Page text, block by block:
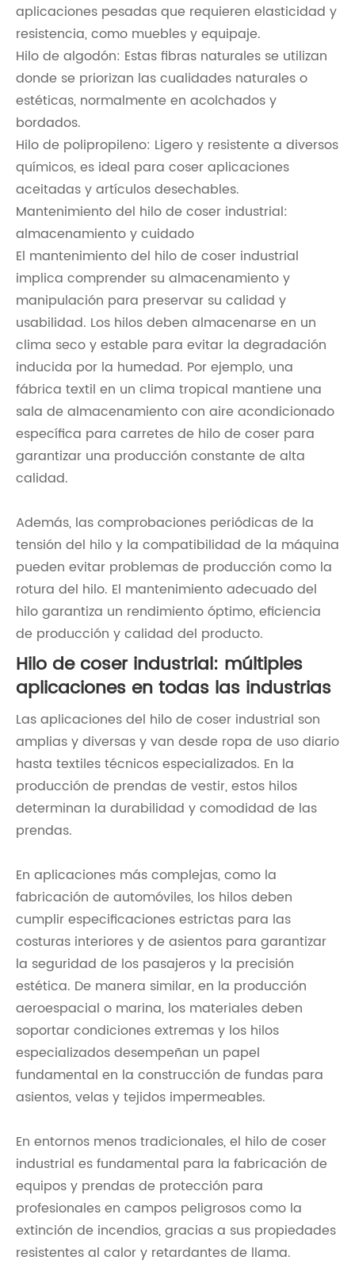
aplicaciones pesadas que requieren elasticidad y
resistencia, como muebles y equipaje.
Hilo de algodón: Estas fibras naturales se utilizan
donde se priorizan las cualidades naturales o
estéticas, normalmente en acolchados y
bordados.
Hilo de polipropileno: Ligero y resistente a diversos
químicos, es ideal para coser aplicaciones
aceitadas y artículos desechables.
Mantenimiento del hilo de coser industrial:
almacenamiento y cuidado
El mantenimiento del hilo de coser industrial
implica comprender su almacenamiento y
manipulación para preservar su calidad y
usabilidad. Los hilos deben almacenarse en un
clima seco y estable para evitar la degradación
inducida por la humedad. Por ejemplo, una
fábrica textil en un clima tropical mantiene una
sala de almacenamiento con aire acondicionado
específica para carretes de hilo de coser para
garantizar una producción constante de alta
calidad.
Además, las comprobaciones periódicas de la
tensión del hilo y la compatibilidad de la máquina
pueden evitar problemas de producción como la
rotura del hilo. El mantenimiento adecuado del
hilo garantiza un rendimiento óptimo, eficiencia
de producción y calidad del producto.
Hilo de coser industrial: múltiples
aplicaciones en todas las industrias
Las aplicaciones del hilo de coser industrial son
amplias y diversas y van desde ropa de uso diario
hasta textiles técnicos especializados. En la
producción de prendas de vestir, estos hilos
determinan la durabilidad y comodidad de las
prendas.
En aplicaciones más complejas, como la
fabricación de automóviles, los hilos deben
cumplir especificaciones estrictas para las
costuras interiores y de asientos para garantizar
la seguridad de los pasajeros y la precisión
estética. De manera similar, en la producción
aeroespacial o marina, los materiales deben
soportar condiciones extremas y los hilos
especializados desempeñan un papel
fundamental en la construcción de fundas para
asientos, velas y tejidos impermeables.
En entornos menos tradicionales, el hilo de coser
industrial es fundamental para la fabricación de
equipos y prendas de protección para
profesionales en campos peligrosos como la
extinción de incendios, gracias a sus propiedades
resistentes al calor y retardantes de llama.